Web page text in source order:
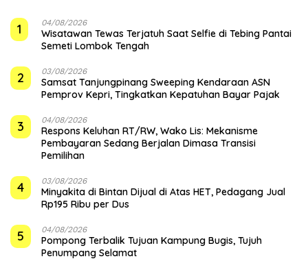
1 04/08/2026
Wisatawan Tewas Terjatuh Saat Selfie di Tebing Pantai
Semeti Lombok Tengah
2 03/08/2026
Samsat Tanjungpinang Sweeping Kendaraan ASN
Pemprov Kepri, Tingkatkan Kepatuhan Bayar Pajak
3 04/08/2026
‎Respons Keluhan RT/RW, Wako Lis: Mekanisme
Pembayaran Sedang Berjalan Dimasa Transisi
Pemilihan
4 03/08/2026
Minyakita di Bintan Dijual di Atas HET, Pedagang Jual
Rp195 Ribu per Dus
5 04/08/2026
Pompong Terbalik Tujuan Kampung Bugis, Tujuh
Penumpang Selamat